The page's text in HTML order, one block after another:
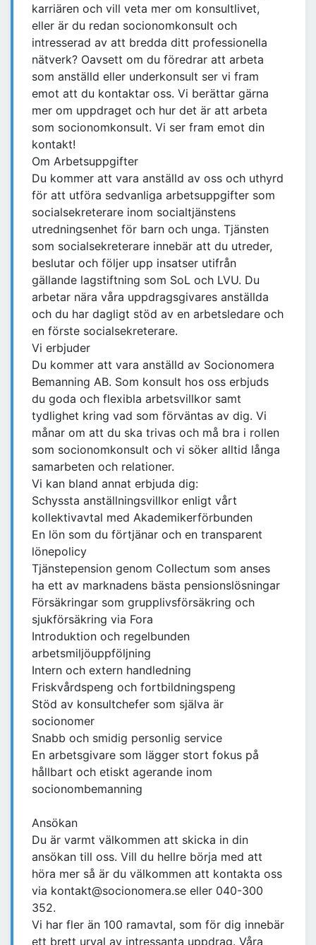
karriären och vill veta mer om konsultlivet,
eller är du redan socionomkonsult och
intresserad av att bredda ditt professionella
nätverk? Oavsett om du föredrar att arbeta
som anställd eller underkonsult ser vi fram
emot att du kontaktar oss. Vi berättar gärna
mer om uppdraget och hur det är att arbeta
som socionomkonsult. Vi ser fram emot din
kontakt!
Om Arbetsuppgifter
Du kommer att vara anställd av oss och uthyrd
för att utföra sedvanliga arbetsuppgifter som
socialsekreterare inom socialtjänstens
utredningsenhet för barn och unga. Tjänsten
som socialsekreterare innebär att du utreder,
beslutar och följer upp insatser utifrån
gällande lagstiftning som SoL och LVU. Du
arbetar nära våra uppdragsgivares anställda
och du har dagligt stöd av en arbetsledare och
en förste socialsekreterare.
Vi erbjuder
Du kommer att vara anställd av Socionomera
Bemanning AB. Som konsult hos oss erbjuds
du goda och flexibla arbetsvillkor samt
tydlighet kring vad som förväntas av dig. Vi
månar om att du ska trivas och må bra i rollen
som socionomkonsult och vi söker alltid långa
samarbeten och relationer.
Vi kan bland annat erbjuda dig:
Schyssta anställningsvillkor enligt vårt
kollektivavtal med Akademikerförbunden
En lön som du förtjänar och en transparent
lönepolicy
Tjänstepension genom Collectum som anses
ha ett av marknadens bästa pensionslösningar
Försäkringar som grupplivsförsäkring och
sjukförsäkring via Fora
Introduktion och regelbunden
arbetsmiljöuppföljning
Intern och extern handledning
Friskvårdspeng och fortbildningspeng
Stöd av konsultchefer som själva är
socionomer
Snabb och smidig personlig service
En arbetsgivare som lägger stort fokus på
hållbart och etiskt agerande inom
socionombemanning
Ansökan
Du är varmt välkommen att skicka in din
ansökan till oss. Vill du hellre börja med att
höra mer så är du välkommen att kontakta oss
via kontakt@socionomera.se eller 040-300
352.
Vi har fler än 100 ramavtal, som för dig innebär
ett brett urval av intressanta uppdrag. Våra